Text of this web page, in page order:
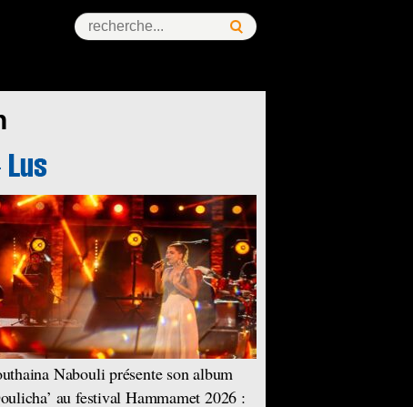
Nabouli présente son album
au festival Hammamet 2026 :